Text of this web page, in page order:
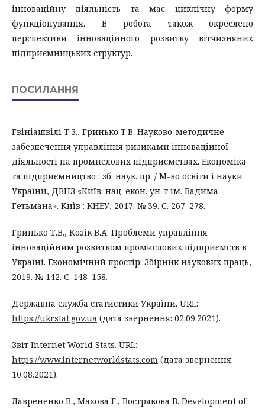
інноваційну діяльність та має циклічну форму
функціонування. В робота також окреслено
перспективи інноваційного розвитку вітчизняних
підприємницьких структур.
ПОСИЛАННЯ
Гвініашвілі Т.З., Гринько Т.В. Науково-методичне
забезпечення управління ризиками інноваційної
діяльності на промислових підприємствах. Економіка
та підприємництво : зб. наук. пр. / М-во освіти і науки
України, ДВНЗ «Київ. нац. екон. ун-т ім. Вадима
Гетьмана». Київ : КНЕУ, 2017. № 39. С. 267–278.
Гринько Т.В., Козік В.А. Проблеми управління
інноваційним розвитком промислових підприємств в
Україні. Економічний простір: Збірник наукових праць,
2019. № 142. С. 148–158.
Державна служба статистики України. URL:
https://ukrstat.gov.ua (дата звернення: 02.09.2021).
Звіт Internet World Stats. URL:
https://www.internetworldstats.com (дата звернення:
10.08.2021).
Лаврененко В., Махова Г., Вострякова В. Development of